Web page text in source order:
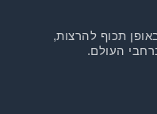
תכוף להרצות,
העולם.